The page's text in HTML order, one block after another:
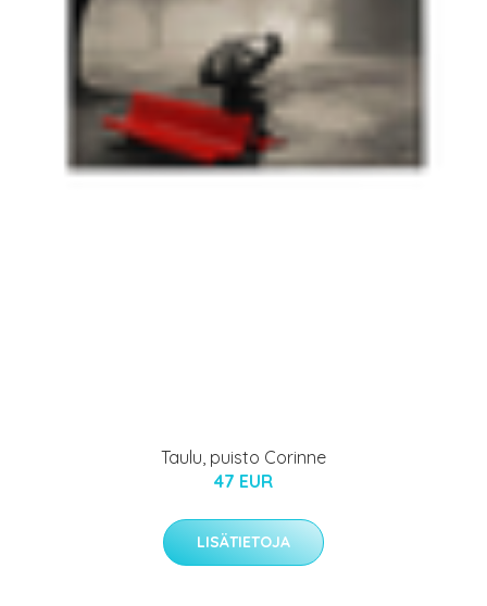
Taulu, puisto Corinne
47 EUR
LISÄTIETOJA